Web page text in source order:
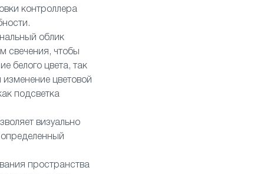
контроллера
облик
свечения, чтобы
белого цвета, так
цветовой
подсветка
визуально
пространства